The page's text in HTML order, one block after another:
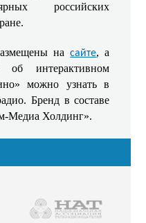
российских
насайте, а
интерактивном
можно узнать в
Бренд в составе
Медиа Холдинг».